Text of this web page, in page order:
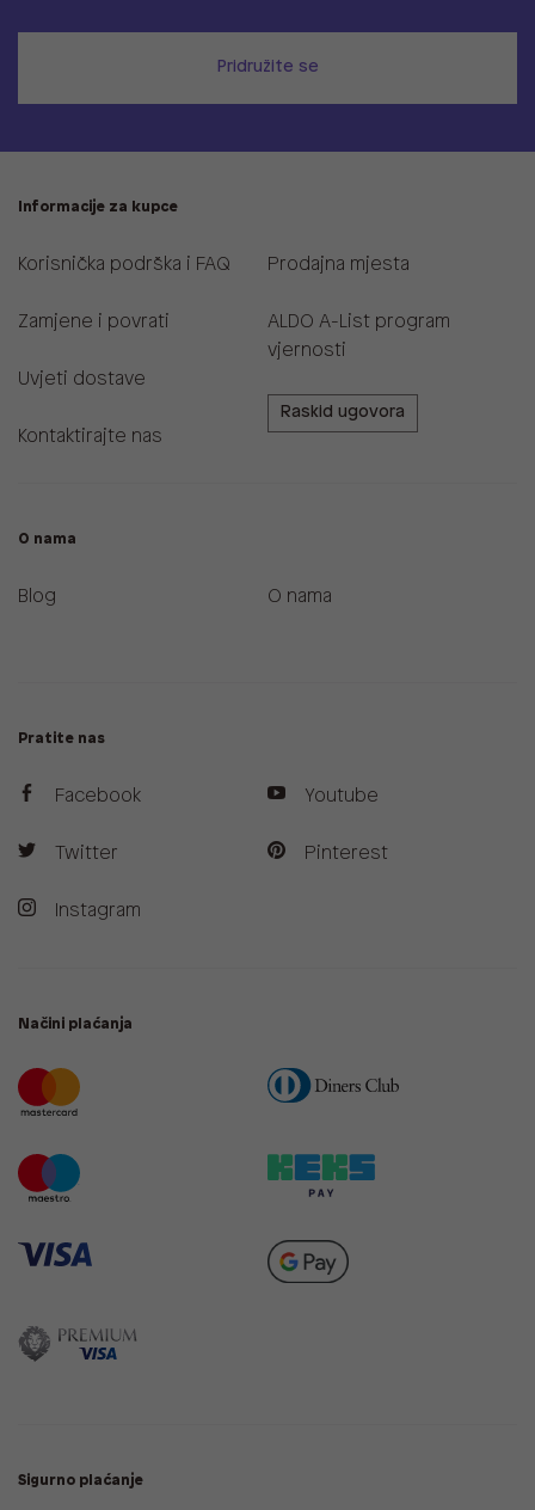
Pridružite se
Informacije za kupce
Korisnička podrška i FAQ
Zamjene i povrati
Uvjeti dostave
Kontaktirajte nas
Prodajna mjesta
ALDO A-List program
vjernosti
Raskid ugovora
O nama
Blog O nama
Pratite nas
Facebook
Twitter
Instagram
Youtube
Pinterest
Načini plaćanja
Sigurno plaćanje